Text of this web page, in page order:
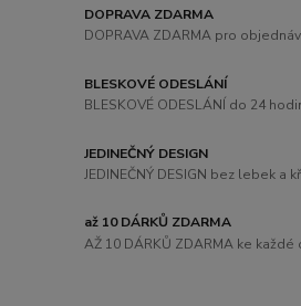
DOPRAVA ZDARMA
DOPRAVA ZDARMA pro
BLESKOVÉ ODESLÁNÍ
BLESKOVÉ ODESLÁNÍ do 24
JEDINEČNÝ DESIGN
JEDINEČNÝ DESIGN bez lebek a
až 10 DÁRKŮ ZDARMA
AŽ 10 DÁRKŮ ZDARMA ke